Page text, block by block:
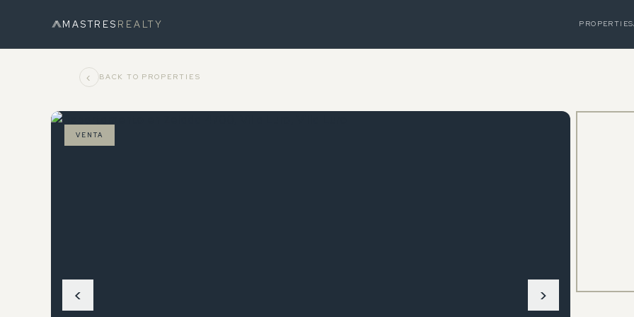
MASTRES REALTY PROPERTIES
‹ BACK TO PROPERTIES
‹ ›
VENTA